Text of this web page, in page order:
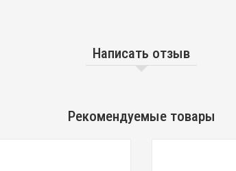
Написать отзыв
Рекомендуемые товары